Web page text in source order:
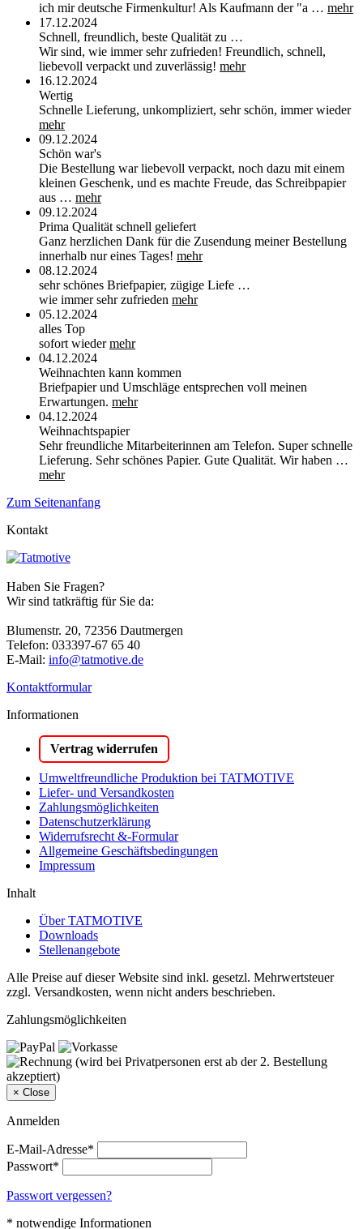
ich mir deutsche Firmenkultur! Als Kaufmann der "a … mehr
17.12.2024
Schnell, freundlich, beste Qualität zu …
Wir sind, wie immer sehr zufrieden! Freundlich, schnell,
liebevoll verpackt und zuverlässig! mehr
16.12.2024
Wertig
Schnelle Lieferung, unkompliziert, sehr schön, immer wieder
mehr
09.12.2024
Schön war's
Die Bestellung war liebevoll verpackt, noch dazu mit einem
kleinen Geschenk, und es machte Freude, das Schreibpapier
aus … mehr
09.12.2024
Prima Qualität schnell geliefert
Ganz herzlichen Dank für die Zusendung meiner Bestellung
innerhalb nur eines Tages! mehr
08.12.2024
sehr schönes Briefpapier, zügige Liefe …
wie immer sehr zufrieden mehr
05.12.2024
alles Top
sofort wiedermehr
04.12.2024
Weihnachten kann kommen
Briefpapier und Umschläge entsprechen voll meinen
Erwartungen. mehr
04.12.2024
Weihnachtspapier
Sehr freundliche Mitarbeiterinnen am Telefon. Super schnelle
Lieferung. Sehr schönes Papier. Gute Qualität. Wir haben …
mehr
Zum Seitenanfang
Kontakt
Haben Sie Fragen?
Wir sind tatkräftig für Sie da:
Blumenstr. 20, 72356 Dautmergen
Telefon: 033397-67 65 40
E-Mail: info@tatmotive.de
Kontaktformular
Informationen
Vertrag widerrufen
Umweltfreundliche Produktion bei TATMOTIVE
Liefer- und Versandkosten
Zahlungsmöglichkeiten
Datenschutzerklärung
Widerrufsrecht &-Formular
Allgemeine Geschäftsbedingungen
Impressum
Inhalt
Über TATMOTIVE
Downloads
Stellenangebote
Alle Preise auf dieser Website sind inkl. gesetzl. Mehrwertsteuer
zzgl. Versandkosten, wenn nicht anders beschrieben.
Zahlungsmöglichkeiten
× Close
Anmelden
E-Mail-Adresse*
Passwort*
Passwort vergessen?
* notwendige Informationen